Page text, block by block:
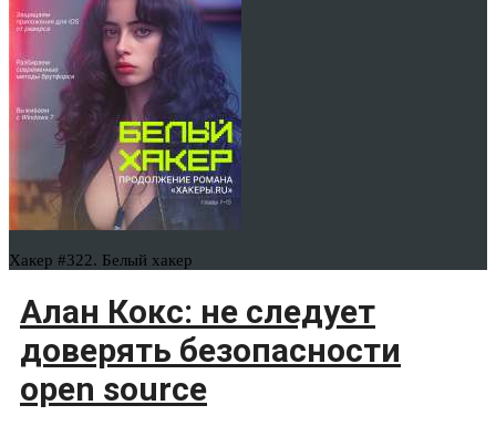
Хакер #322. Белый хакер
Алан Кокс: не следует
доверять безопасности
open source